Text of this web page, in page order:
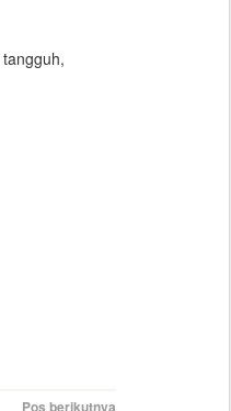
Pos berikutnya